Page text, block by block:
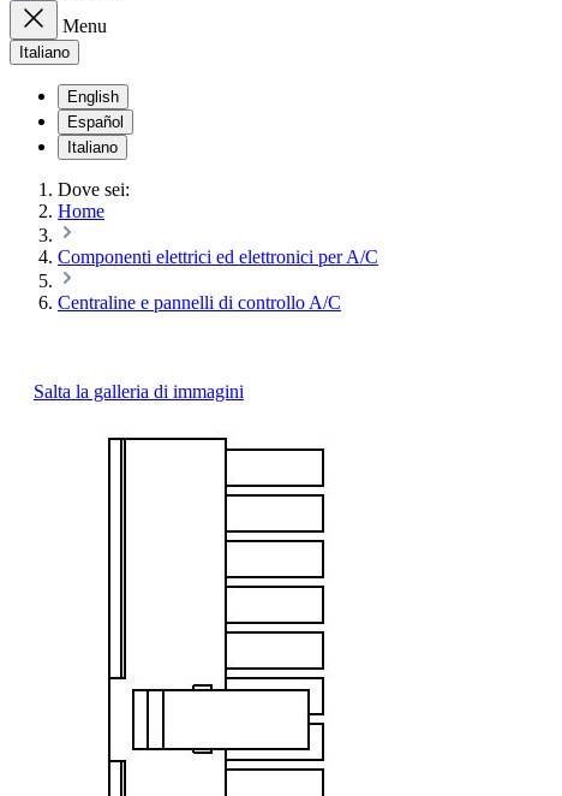
Menu
Italiano
English
Español
Italiano
Dove sei:
Home
Componenti elettrici ed elettronici per A/C
Centraline e pannelli di controllo A/C
Salta la galleria di immagini